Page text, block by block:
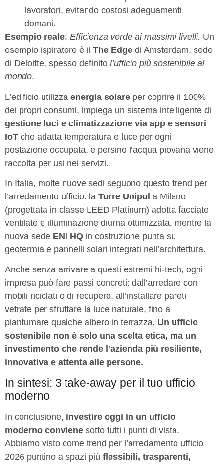
lavoratori, evitando costosi adeguamenti
domani.
Esempio reale: Efficienza verde ai massimi livelli. Un
esempio ispiratore è il The Edge di Amsterdam, sede
di Deloitte, spesso definito l’ufficio più sostenibile al
mondo.
L’edificio utilizza energia solare per coprire il 100%
dei propri consumi, impiega un sistema intelligente di
gestione luci e climatizzazione via app e sensori
IoT che adatta temperatura e luce per ogni
postazione occupata, e persino l’acqua piovana viene
raccolta per usi nei servizi.
In Italia, molte nuove sedi seguono questo trend per
l’arredamento ufficio: la Torre Unipol a Milano
(progettata in classe LEED Platinum) adotta facciate
ventilate e illuminazione diurna ottimizzata, mentre la
nuova sede ENI HQ in costruzione punta su
geotermia e pannelli solari integrati nell’architettura.
Anche senza arrivare a questi estremi hi-tech, ogni
impresa può fare passi concreti: dall’arredare con
mobili riciclati o di recupero, all’installare pareti
vetrate per sfruttare la luce naturale, fino a
piantumare qualche albero in terrazza. Un ufficio
sostenibile non è solo una scelta etica, ma un
investimento che rende l’azienda più resiliente,
innovativa e attenta alle persone.
In sintesi: 3 take-away per il tuo ufficio
moderno
In conclusione, investire oggi in un ufficio
moderno conviene sotto tutti i punti di vista.
Abbiamo visto come trend per l’arredamento ufficio
2026 puntino a spazi più flessibili, trasparenti,